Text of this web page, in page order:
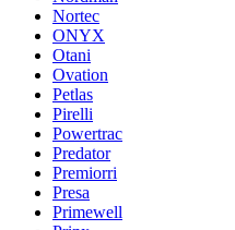
Nortec
ONYX
Otani
Ovation
Petlas
Pirelli
Powertrac
Predator
Premiorri
Presa
Primewell